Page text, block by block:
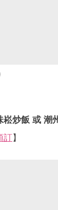
崧炒飯 或 潮
訂】